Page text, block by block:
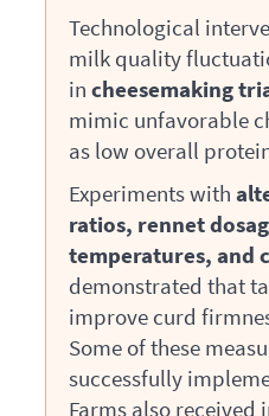
Technological
milk quality
in cheesemaking
mimic unfavorable
as low overall
Experiments with
ratios, rennet
temperatures, and
demonstrated that
improve curd
Some of these
successfully
Farms also received